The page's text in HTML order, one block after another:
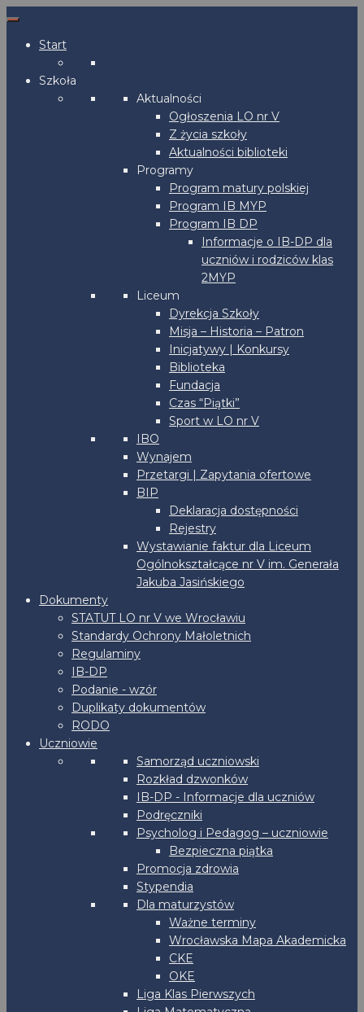
Start
Szkoła
Aktualności
Ogłoszenia LO nr V
Z życia szkoły
Aktualności biblioteki
Programy
Program matury polskiej
Program IB MYP
Program IB DP
Informacje o IB-DP dla
uczniów i rodziców klas
2MYP
Liceum
Dyrekcja Szkoły
Misja – Historia – Patron
Inicjatywy | Konkursy
Biblioteka
Fundacja
Czas “Piątki”
Sport w LO nr V
IBO
Wynajem
Przetargi | Zapytania ofertowe
BIP
Deklaracja dostępności
Rejestry
Wystawianie faktur dla Liceum
Ogólnokształcące nr V im. Generała
Jakuba Jasińskiego
Dokumenty
STATUT LO nr V we Wrocławiu
Standardy Ochrony Małoletnich
Regulaminy
IB-DP
Podanie - wzór
Duplikaty dokumentów
RODO
Uczniowie
Samorząd uczniowski
Rozkład dzwonków
IB-DP - Informacje dla uczniów
Podręczniki
Psycholog i Pedagog – uczniowie
Bezpieczna piątka
Promocja zdrowia
Stypendia
Dla maturzystów
Ważne terminy
Wrocławska Mapa Akademicka
CKE
OKE
Liga Klas Pierwszych